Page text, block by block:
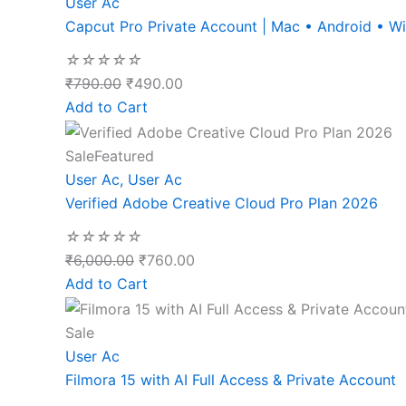
Capcut Pro Private Account | Mac • Android •
☆☆☆☆☆
₹790.00 ₹490.00
Add to Cart
SaleFeatured
User Ac, User Ac
Verified Adobe Creative Cloud Pro Plan 2026
☆☆☆☆☆
₹6,000.00 ₹760.00
Add to Cart
Sale
User Ac
Filmora 15 with AI Full Access & Private Account